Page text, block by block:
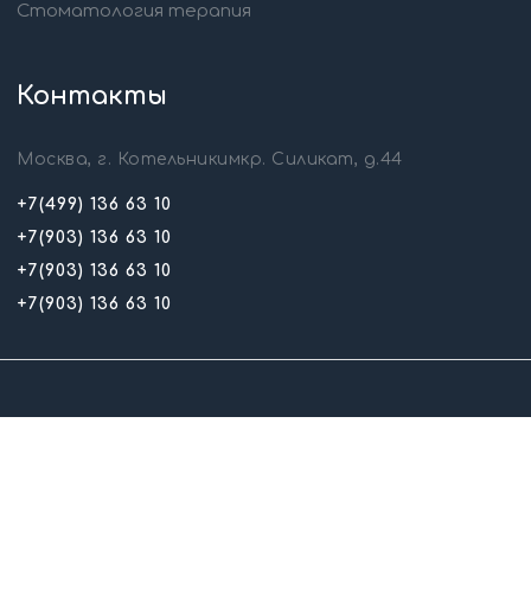
Стоматология терапия
Контакты
Москва, г. Котельникимкр. Силикат, д.44
+7(499) 136 63 10
+7(903) 136 63 10
+7(903) 136 63 10
+7(903) 136 63 10